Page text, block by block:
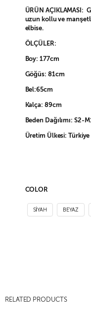
ÜRÜN AÇIKLAMASI:
uzun kollu ve
elbise.
ÖLÇÜLER:
Boy: 177cm
Göğüs: 81cm
Bel:65cm
Kalça: 89cm
Beden Dağılımı: S2-
Üretim Ülkesi: Türkiye
COLOR
SİYAH BEYAZ
RELATED PRODUCTS